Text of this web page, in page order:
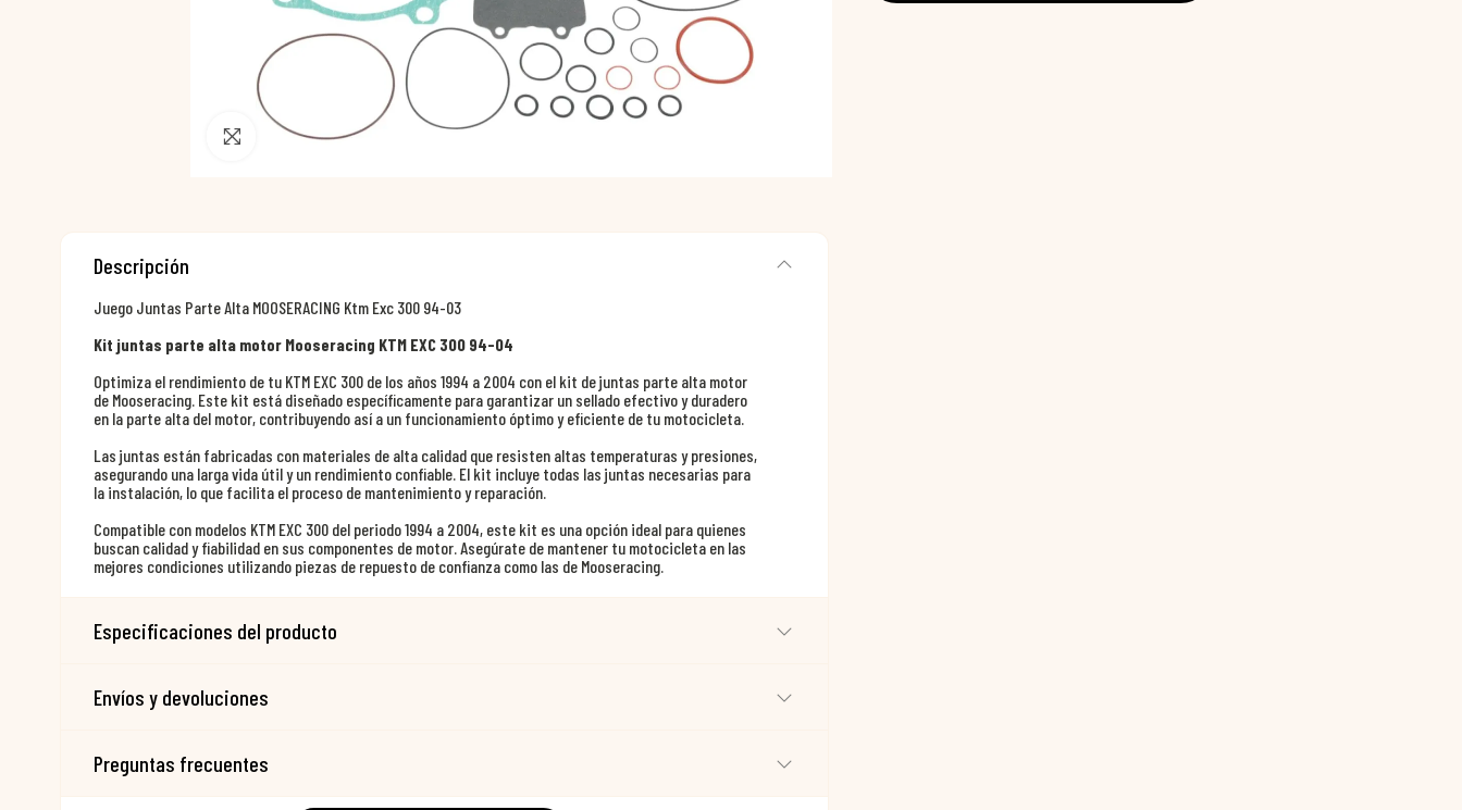
Pincha para agrandar
Descripción
Juego Juntas Parte Alta MOOSERACING Ktm Exc 300 94-03
Kit juntas parte alta motor Mooseracing KTM EXC 300 94-04
Optimiza el rendimiento de tu KTM EXC 300 de los años 1994 a 2004 con el kit de juntas parte alta motor
de Mooseracing. Este kit está diseñado específicamente para garantizar un sellado efectivo y duradero
en la parte alta del motor, contribuyendo así a un funcionamiento óptimo y eficiente de tu motocicleta.
Las juntas están fabricadas con materiales de alta calidad que resisten altas temperaturas y presiones,
asegurando una larga vida útil y un rendimiento confiable. El kit incluye todas las juntas necesarias para
la instalación, lo que facilita el proceso de mantenimiento y reparación.
Compatible con modelos KTM EXC 300 del periodo 1994 a 2004, este kit es una opción ideal para quienes
buscan calidad y fiabilidad en sus componentes de motor. Asegúrate de mantener tu motocicleta en las
mejores condiciones utilizando piezas de repuesto de confianza como las de Mooseracing.
Especificaciones del producto
Envíos y devoluciones
Preguntas frecuentes